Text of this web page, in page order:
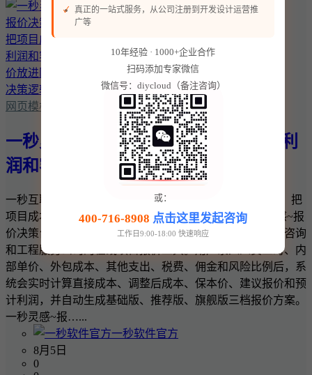
网页模板
一秒灵感~报价决策台：把项目成本、利
润和客户报价放进同一套决策逻辑
一秒互联 · 一秒灵感实用商业工具 一秒灵感~报价决策台：把
项目成本、利润和客户报价放进同一套决策逻辑 一秒灵感~报
价决策台是一款面向网站建设、软件开发、设计、广告、咨询
和工程服务公司的在线项目报价工具。用户录入人员工时、内
部单价、外包成本、其他支出、税费、佣金和风险比例后，系
统会实时计算直接成本、调整后成本、保本价、建议报价和预
计利润，并自动生成基础版、推荐版、旗舰版三档报价方案。
一秒灵感~报…...
一秒软件官方
8月5日
0
真正的一站式服务，从公司注册到开发设计运营推
广等
10年经验 · 1000+企业合作
扫码添加专家微信
微信号：diycloud（备注咨询）
或：
400-716-8908 点击这里发起咨询
工作日9:00-18:00 快速响应